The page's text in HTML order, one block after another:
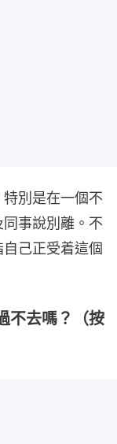
別是在一個不
事說別離。不
己正受着這個
不去嗎？（按